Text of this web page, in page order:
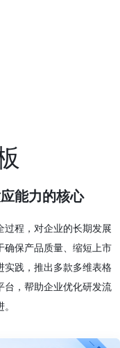
能力的核心
过程，对企业的长期发展
确保产品质量、缩短上市
实践，推出多款多维表格
台，帮助企业优化研发流